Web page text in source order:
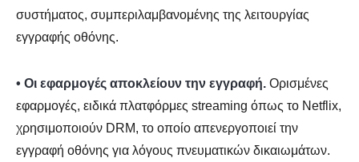
συστήματος, συμπεριλαμβανομένης της λειτουργίας
εγγραφής οθόνης.
• Οι εφαρμογές αποκλείουν την εγγραφή. Ορισμένες
εφαρμογές, ειδικά πλατφόρμες streaming όπως το Netflix,
χρησιμοποιούν DRM, το οποίο απενεργοποιεί την
εγγραφή οθόνης για λόγους πνευματικών δικαιωμάτων.